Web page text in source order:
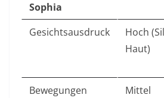
Sophia
Gesichtsausdruck
Hoch
Haut)
Bewegungen
Mittel